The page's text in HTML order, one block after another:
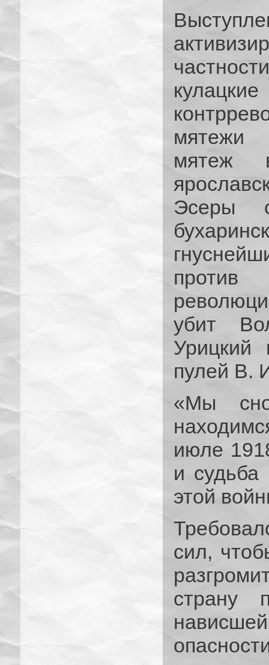
мятежи
мятеж
Эсеры
убит
Урицкий
пулей В.
«Мы
июле
и
этой
сил,
страну